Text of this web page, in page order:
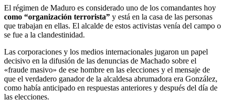
El régimen de Maduro es considerado uno de los comandantes hoy
como “organización terrorista” y está en la casa de las personas
que trabajan en ellas. El alcalde de estos activistas venía del campo o
se fue a la clandestinidad.
Las corporaciones y los medios internacionales jugaron un papel
decisivo en la difusión de las denuncias de Machado sobre el
«fraude masivo» de ese hombre en las elecciones y el mensaje de
que el verdadero ganador de la alcaldesa abrumadora era González,
como había anticipado en respuestas anteriores y después del día de
las elecciones.